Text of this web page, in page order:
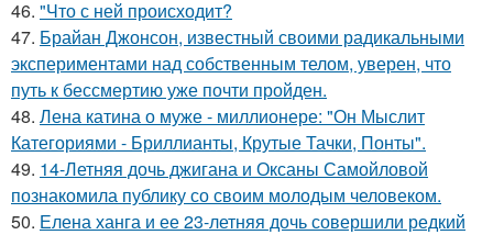
46. "Что с ней происходит?
47. Брайан Джонсон, известный своими радикальными
экспериментами над собственным телом, уверен, что
путь к бессмертию уже почти пройден.
48. Лена катина о муже - миллионере: "Он Мыслит
Категориями - Бриллианты, Крутые Тачки, Понты".
49. 14-Летняя дочь джигана и Оксаны Самойловой
познакомила публику со своим молодым человеком.
50. Елена ханга и ее 23-летняя дочь совершили редкий